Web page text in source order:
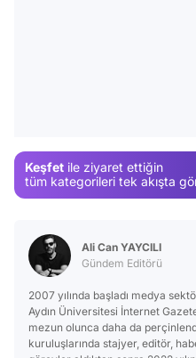
Keşfet ile ziyaret ettiğin
tüm kategorileri tek akışta
Ali Can YAYCILI
Gündem Editörü
2007 yılında başladı medya
Aydın Üniversitesi İnternet
mezun olunca daha da
kuruluşlarında stajyer, editör,